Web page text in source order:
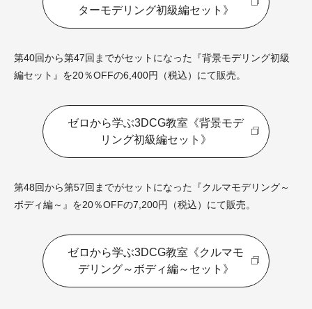
ターモデリング初級編セット》
第40回から第47回までがセットになった『背景モデリング初級
編セット』を20％OFFの6,400円（税込）にて販売。
ゼロから学ぶ3DCG教室《背景モデ
リング初級編セット》
第48回から第57回までがセットになった『クルマモデリング～
ボディ編～』を20％OFFの7,200円（税込）にて販売。
ゼロから学ぶ3DCG教室《クルマモ
デリング～ボディ編～セット》